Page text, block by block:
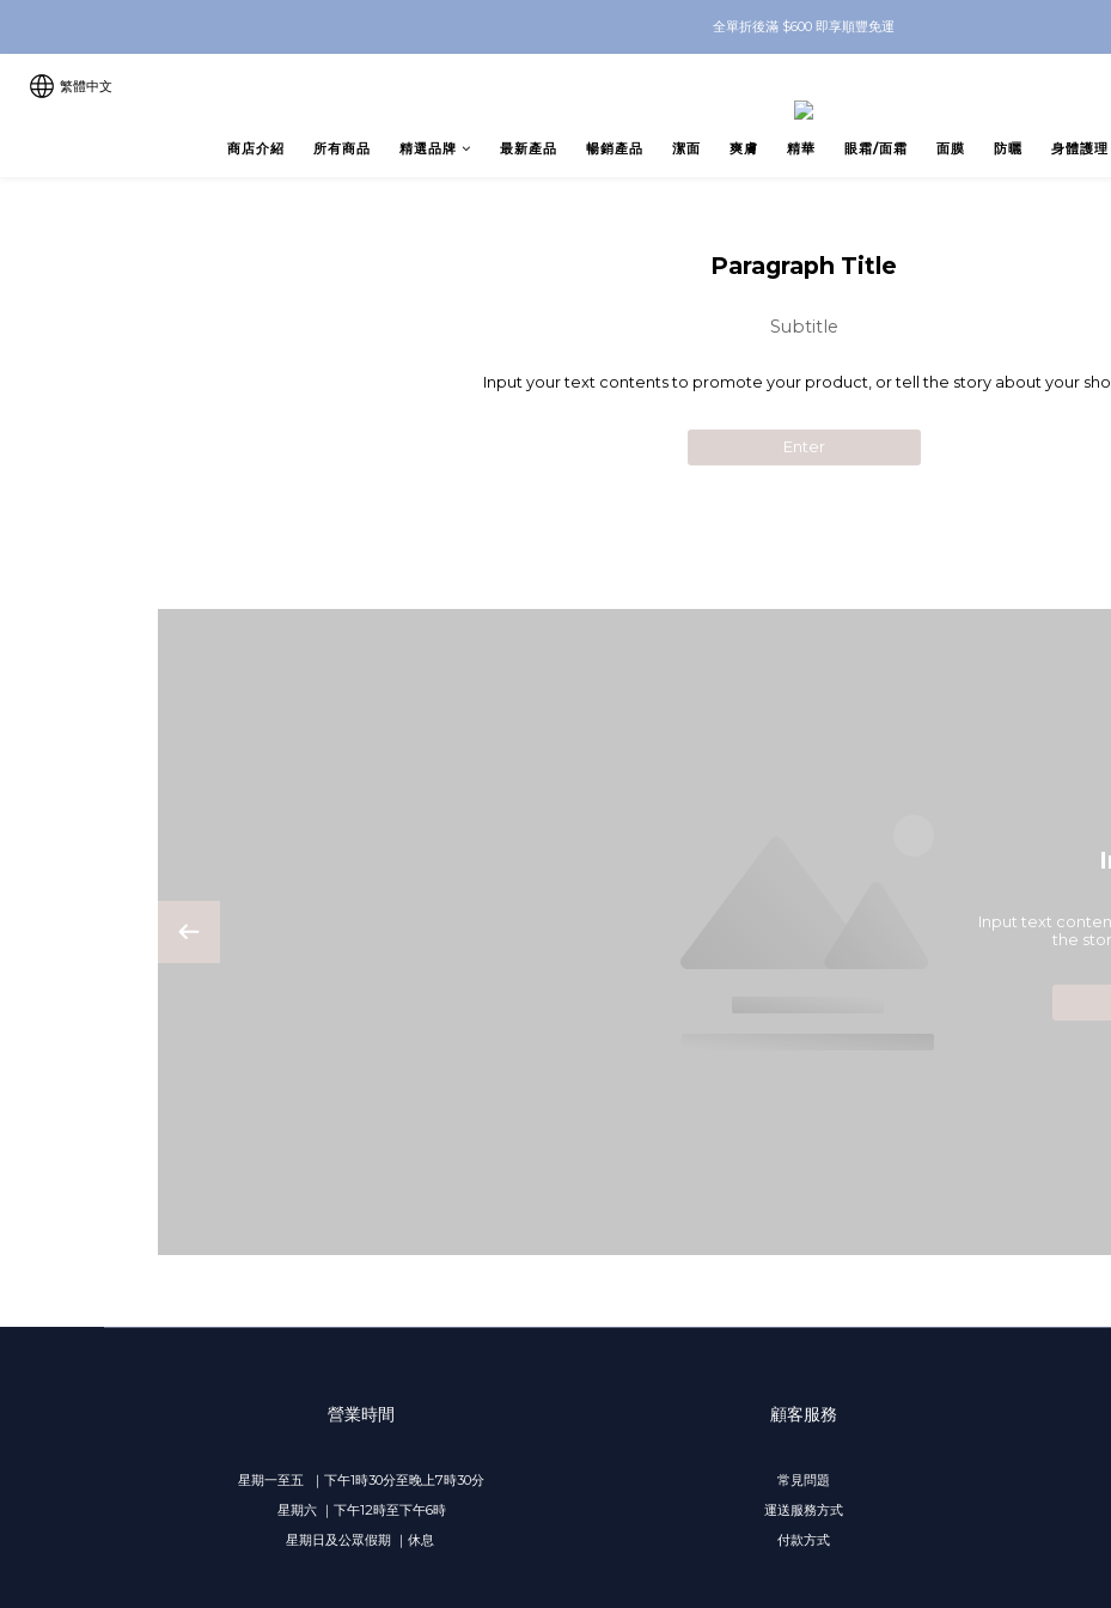
8月優惠 凡購物折後滿$250送Skinbeauty 自家Eyes Mask一對 每滿$500送Skinbeauty 自家全效燕窩面膜 1塊 送完即止 (公價及
全單折後滿 $600 即享順豐免運
繁體中文
商店介紹 所有商品 精選品牌 最新產品 暢銷產品 潔面 爽膚 精華 眼霜/面霜 面膜 防曬 身體護理
Paragraph Title
Subtitle
Input your text contents to promote your product, or tell the story about your
Enter
Input text
the
營業時間
星期一至五 ｜下午1時30分至晚上7時30分
星期六 ｜下午12時至下午6時
星期日及公眾假期 ｜休息
顧客服務
常見問題
運送服務方式
付款方式